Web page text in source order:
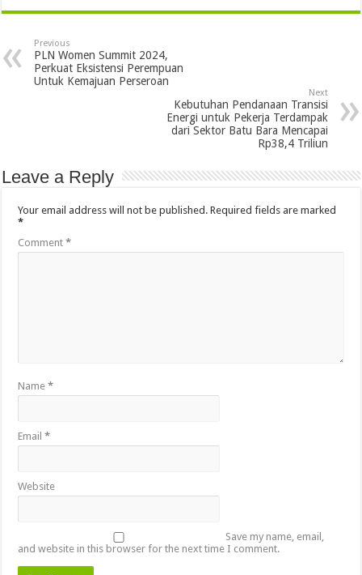
Previous
PLN Women Summit 2024,
Perkuat Eksistensi Perempuan
Untuk Kemajuan Perseroan
Next
Kebutuhan Pendanaan Transisi
Energi untuk Pekerja Terdampak
dari Sektor Batu Bara Mencapai
Rp38,4 Triliun
Leave a Reply
Your email address will not be published. Required fields are marked
*
Comment*
Name*
Email*
Website
Save my name, email,
and website in this browser for the next time I comment.